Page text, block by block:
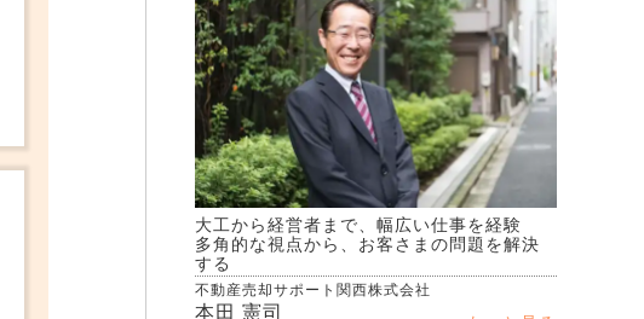
大工から経営者まで、幅広い仕事を経験
多角的な視点から、お客さまの問題を解決
する
不動産売却サポート関西株式会社
本田 憲司